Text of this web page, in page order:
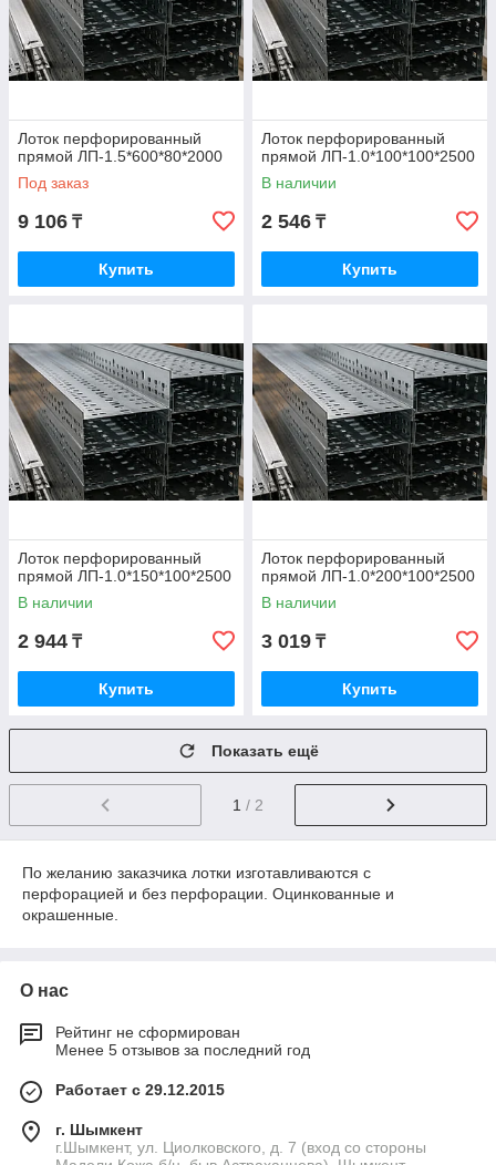
Лоток перфорированный
прямой ЛП-1.5*600*80*2000
Под заказ
9 106 ₸
Купить
Лоток перфорированный
прямой ЛП-1.0*100*100*2500
В наличии
2 546 ₸
Купить
Лоток перфорированный
прямой ЛП-1.0*150*100*2500
В наличии
2 944 ₸
Купить
Лоток перфорированный
прямой ЛП-1.0*200*100*2500
В наличии
3 019 ₸
Купить
Показать ещё
1 / 2
По желанию заказчика лотки изготавливаются с
перфорацией и без перфорации. Оцинкованные и
окрашенные.
О нас
Рейтинг не сформирован
Менее 5 отзывов за последний год
Работает с 29.12.2015
г. Шымкент
г.Шымкент, ул. Циолковского, д. 7 (вход со стороны